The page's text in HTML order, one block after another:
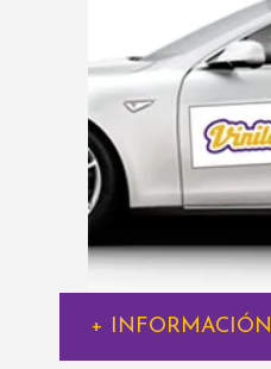
+ INFORMACIÓN